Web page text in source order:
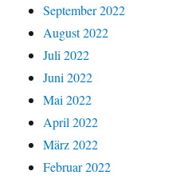
September 2022
August 2022
Juli 2022
Juni 2022
Mai 2022
April 2022
März 2022
Februar 2022